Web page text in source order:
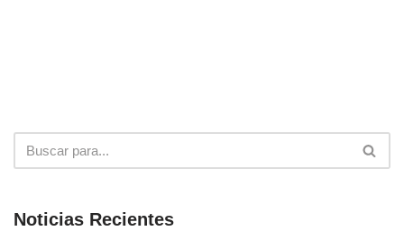
Noticias Recientes